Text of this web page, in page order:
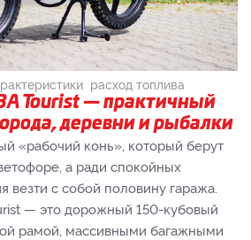
расход топлива
Tourist — практичный
деревни и рыбалки
«рабочий конь», который берут
а ради спокойных
везти с собой половину гаража.
— это дорожный 150-кубовый
рамой, массивными багажными